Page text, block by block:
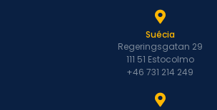
Suécia
Regeringsgatan 29
111 51 Estocolmo
+46 731 214 249